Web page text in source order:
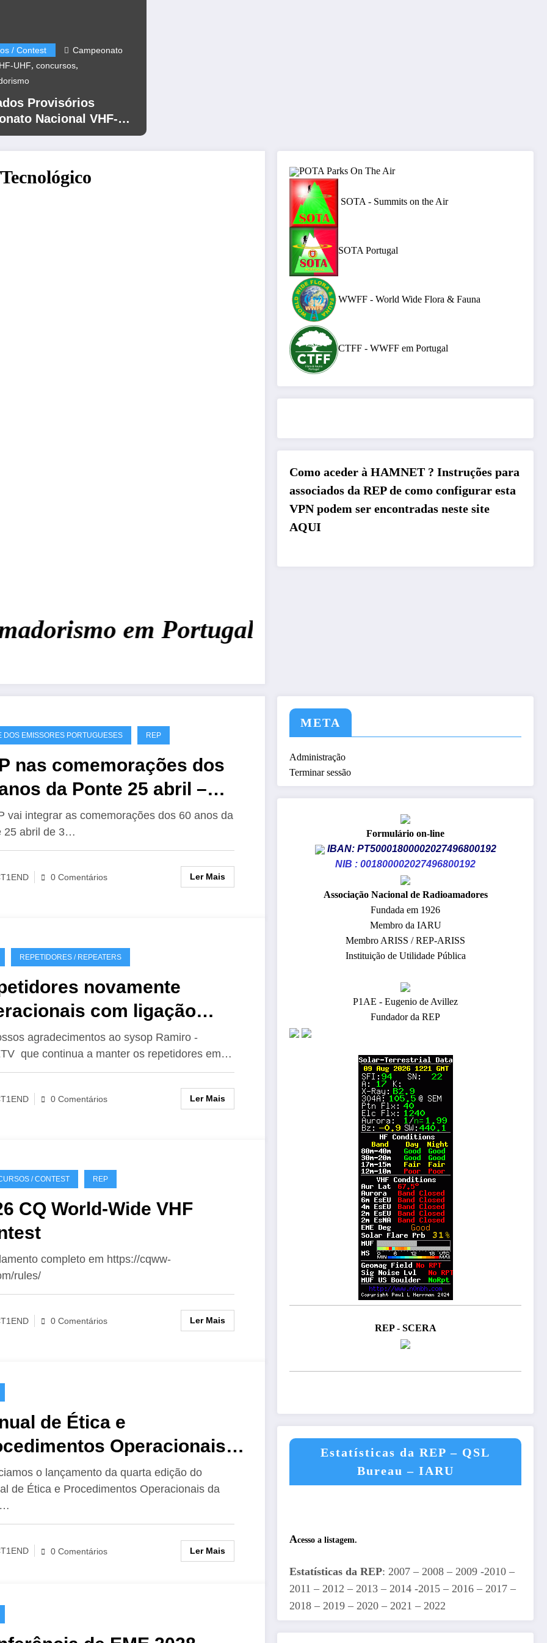
/ Contest
Campeonato
UHF, concursos,
Provisórios
Nacional VHF-
em Portugal!Juntem a nós ! Seja nosso
POTA Parks On The Air
SOTA - Summits on the Air
SOTA Portugal
WWFF - World Wide Flora & Fauna
CTFF - WWFF em Portugal
Como aceder à HAMNET ? Instruções para
associados da REP de como configurar esta
VPN podem ser encontradas neste site
AQUI
DOS EMISSORES PORTUGUESES REP
nas comemorações dos
da Ponte 25 abril –
vai integrar as comemorações dos 60 anos da
25 abril de 3…
0 Comentários Ler Mais
REPETIDORES / REPEATERS
novamente
com ligação
agradecimentos ao sysop Ramiro -
que continua a manter os repetidores em…
0 Comentários Ler Mais
/ CONTEST REP
CQ World-Wide VHF
completo em https://cqww-
rules/
0 Comentários Ler Mais
de Ética e
Operacionais
para o Radioamador,
o lançamento da quarta edição do
de Ética e Procedimentos Operacionais da
0 Comentários Ler Mais
META
Administração
Terminar sessão
Formulário on-line
IBAN: PT50001800002027496800192
NIB : 001800002027496800192
​Associação Nacional de Radioamadores
Fundada em 1926
Membro da IARU
Membro ARISS / REP-ARISS
Instituição de Utilidade Pública
P1AE - Eugenio de Avillez
Fundador da REP
REP - SCERA
Estatísticas da REP – QSL
Bureau – IARU
Acesso a listagem.
Estatísticas da REP: 2007 – 2008 – 2009 -2010 –
2011 – 2012 – 2013 – 2014 -2015 – 2016 – 2017 –
2018 – 2019 – 2020 – 2021 – 2022